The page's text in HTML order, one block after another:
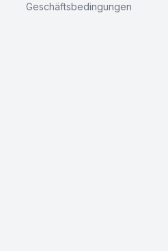
Geschäftsbedingungen